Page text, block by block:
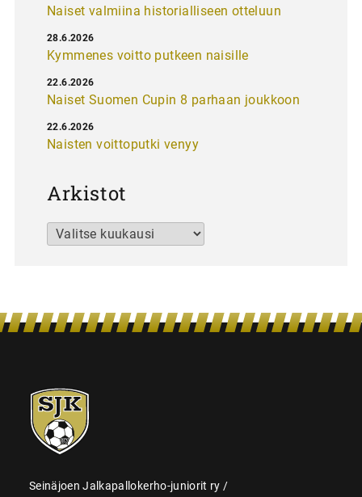
Naiset valmiina historialliseen otteluun
Kymmenes voitto putkeen naisille
28.6.2026
Naiset Suomen Cupin 8 parhaan joukkoon
22.6.2026
Naisten voittoputki venyy
22.6.2026
Arkistot
Arkistot
SJK-
juniorit
Seinäjoen Jalkapallokerho-juniorit ry /